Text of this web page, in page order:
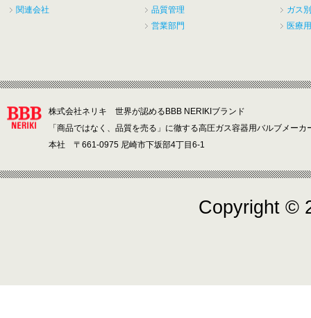
関連会社
品質管理
営業部門
ガス
医療
株式会社ネリキ 世界が認めるBBB NERIKIブランド
「商品ではなく、品質を売る」に徹する高圧ガス容器用バルブメーカ
本社 〒661-0975 尼崎市下坂部4丁目6-1
Copyright ©